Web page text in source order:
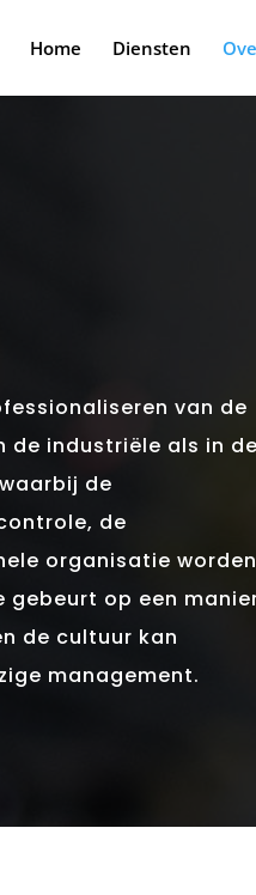
Home Diensten
van de
de industriële als in de
de
de
organisatie worden
op een
de cultuur kan
management.